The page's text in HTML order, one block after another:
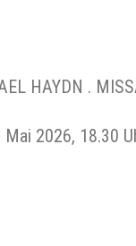
HAYDN .
Mai 2026, 18.30